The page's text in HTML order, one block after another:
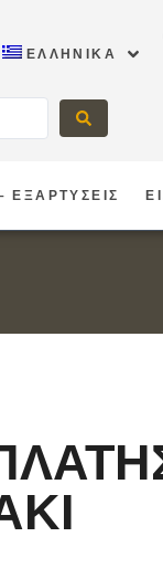
ΕΛΛΗΝΙΚΆ
ΕΞΑΡΤΥΣΕΙΣ